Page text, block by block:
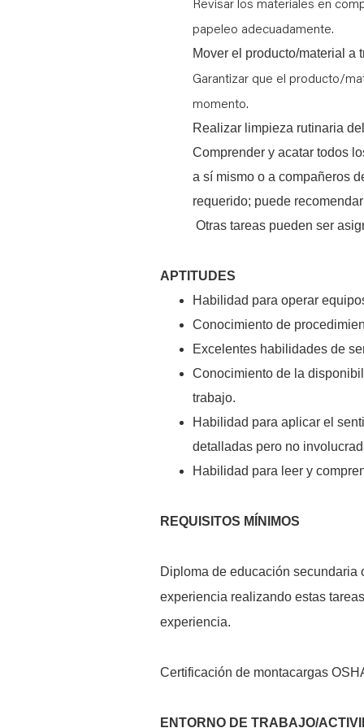
papeleo adecuadamente.
Mover el producto/material a
Garantizar que el producto/
momento.
Realizar limpieza rutinaria
Comprender y acatar todos
a sí mismo o a compañeros
requerido; puede
Otras tareas pueden ser
APTITUDES
Habilidad para operar
Conocimiento de
Excelentes habilidades de
Conocimiento de la
trabajo.
Habilidad para aplicar el
detalladas pero no
Habilidad para leer y
REQUISITOS MÍNIMOS
Diploma de educación secundaria
experiencia realizando estas
experiencia.
Certificación de montacargas
ENTORNO DE TRABAJO/